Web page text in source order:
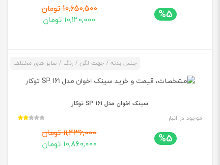
%5
10,650,500 تومان
10,120,000 تومان
جنس بدنه / جهت لگن / رنگ / سایز های مختلف
سینک اخوان مدل 161 SP توکار
موجود در انبار
%5
11,436,000 تومان
10,860,000 تومان